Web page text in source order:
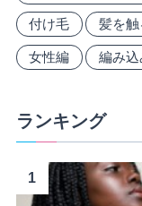
付け毛 髪を触
女性編 編み込
ランキング
1